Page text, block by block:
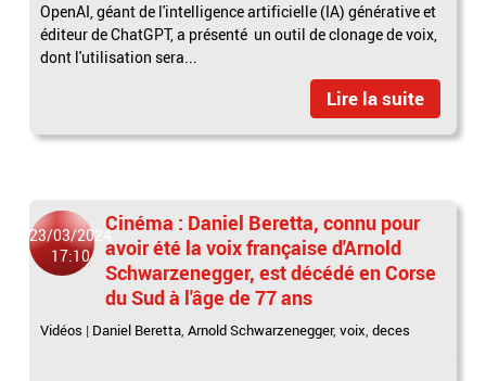
OpenAI, géant de l'intelligence artificielle (IA) générative et
éditeur de ChatGPT, a présenté un outil de clonage de voix,
dont l'utilisation sera...
Lire la suite
23/03/2024
17:10
Cinéma : Daniel Beretta, connu pour
avoir été la voix française d'Arnold
Schwarzenegger, est décédé en Corse
du Sud à l'âge de 77 ans
Vidéos | Daniel Beretta,Arnold Schwarzenegger,voix,deces